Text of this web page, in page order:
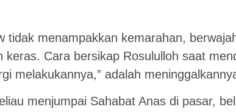
tidak menampakkan kemarahan,
keras. Cara bersikap Rosululloh saat
melakukannya,” adalah
menjumpai Sahabat Anas di pasar,